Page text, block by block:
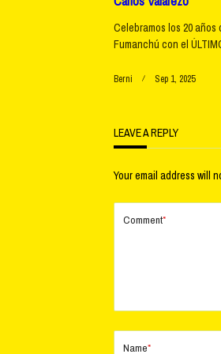
Celebramos los 20 años
Fumanchú con el
Berni Sep 1, 2025
LEAVE A REPLY
Your email address will
Comment*
Name*